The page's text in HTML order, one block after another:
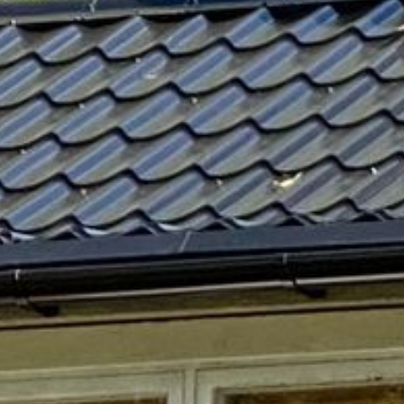
durch Wolgast